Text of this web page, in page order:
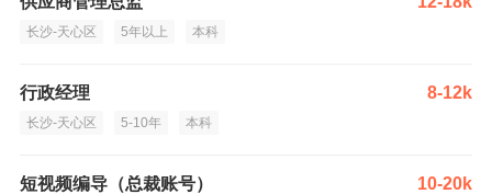
长沙-天心区 5年以上 本科
行政经理 8-12k
长沙-天心区 5-10年 本科
短视频编导（总裁账号） 10-20k